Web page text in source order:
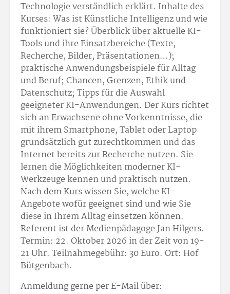
Technologie verständlich erklärt. Inhalte des
Kurses: Was ist Künstliche Intelligenz und wie
funktioniert sie? Überblick über aktuelle KI-
Tools und ihre Einsatzbereiche (Texte,
Recherche, Bilder, Präsentationen…);
praktische Anwendungsbeispiele für Alltag
und Beruf; Chancen, Grenzen, Ethik und
Datenschutz; Tipps für die Auswahl
geeigneter KI-Anwendungen. Der Kurs richtet
sich an Erwachsene ohne Vorkenntnisse, die
mit ihrem Smartphone, Tablet oder Laptop
grundsätzlich gut zurechtkommen und das
Internet bereits zur Recherche nutzen. Sie
lernen die Möglichkeiten moderner KI-
Werkzeuge kennen und praktisch nutzen.
Nach dem Kurs wissen Sie, welche KI-
Angebote wofür geeignet sind und wie Sie
diese in Ihrem Alltag einsetzen können.
Referent ist der Medienpädagoge Jan Hilgers.
Termin: 22. Oktober 2026 in der Zeit von 19-
21 Uhr. Teilnahmegebühr: 30 Euro. Ort: Hof
Bütgenbach.
Anmeldung gerne per E-Mail über: